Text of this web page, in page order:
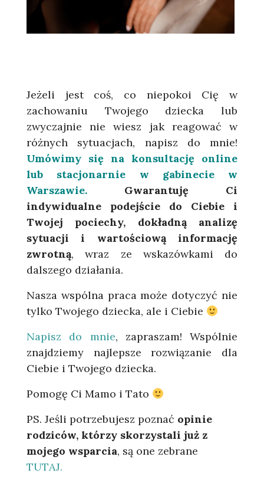
Jeżeli jest coś, co niepokoi Cię w
zachowaniu Twojego dziecka lub
zwyczajnie nie wiesz jak reagować w
różnych sytuacjach, napisz do mnie!
Umówimy się na konsultację online
lub stacjonarnie w gabinecie w
Warszawie.
Gwarantuję Ci
indywidualne podejście do Ciebie i
Twojej pociechy, dokładną analizę
sytuacji i wartościową informację
zwrotną, wraz ze wskazówkami do
dalszego działania.
Nasza wspólna praca może dotyczyć nie
tylko Twojego dziecka, ale i Ciebie
Napisz do mnie, zapraszam! Wspólnie
znajdziemy najlepsze rozwiązanie dla
Ciebie i Twojego dziecka.
Pomogę Ci Mamo i Tato
PS. Jeśli potrzebujesz poznać opinie
rodziców, którzy skorzystali już z
mojego wsparcia, są one zebrane
TUTAJ.